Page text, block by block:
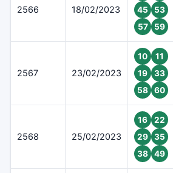
2566 18/02/2023
45
53
57
59
2567 23/02/2023
10
11
19
33
58
60
2568 25/02/2023
16
22
29
35
38
49